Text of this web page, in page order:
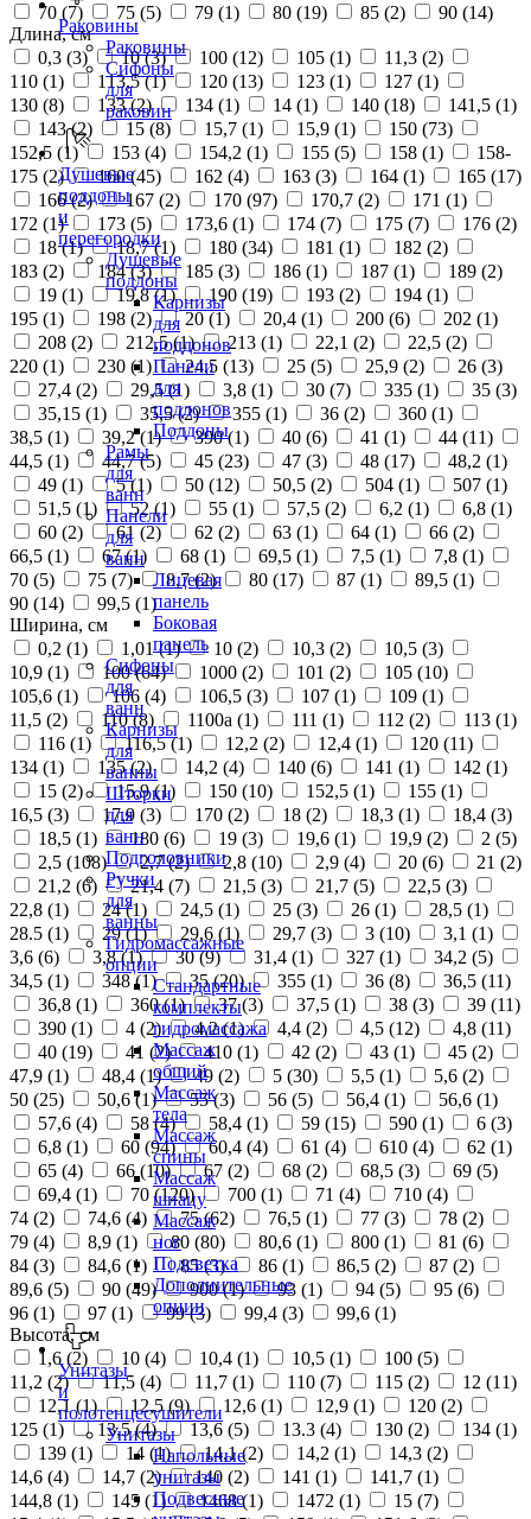
Раковины
Раковины
Сифоны
для
раковин
Душевые
поддоны
и
перегородки
Душевые
поддоны
Карнизы
для
поддонов
Панели
для
поддонов
Поддоны
Рамы
для
ванн
Панели
для
ванн
Лицевая
панель
Боковая
панель
Сифоны
для
ванн
Карнизы
для
ванны
Шторки
для
ванн
Подголовники
Ручки
для
ванны
Гидромассажные
опции
Стандартные
комплекты
гидромассажа
Массаж
общий
Массаж
тела
Массаж
спины
Массаж
шиацу
Массаж
ног
Подсветка
Дополнительные
опции
Унитазы
и
полотенцесушители
Унитазы
Напольные
унитазы
Подвесные
70 (7) 75 (5) 79 (1) 80 (19) 85 (2) 90 (14)
Длина, см
0,3 (3) 10 (3) 100 (12) 105 (1) 11,3 (2)
110 (1) 113,5 (1) 120 (13) 123 (1) 127 (1)
130 (8) 133 (2) 134 (1) 14 (1) 140 (18) 141,5 (1)
143 (2) 15 (8) 15,7 (1) 15,9 (1) 150 (73)
152,5 (1) 153 (4) 154,2 (1) 155 (5) 158 (1)
158-
175 (2) 160 (45) 162 (4) 163 (3) 164 (1) 165 (17)
166 (2) 167 (2) 170 (97) 170,7 (2) 171 (1)
172 (1) 173 (5) 173,6 (1) 174 (7) 175 (7) 176 (2)
18 (1) 18,7 (1) 180 (34) 181 (1) 182 (2)
183 (2) 184 (3) 185 (3) 186 (1) 187 (1) 189 (2)
19 (1) 19,8 (1) 190 (19) 193 (2) 194 (1)
195 (1) 198 (2) 20 (1) 20,4 (1) 200 (6) 202 (1)
208 (2) 212,5 (1) 213 (1) 22,1 (2) 22,5 (2)
220 (1) 230 (1) 24,5 (13) 25 (5) 25,9 (2) 26 (3)
27,4 (2) 29,5 (1) 3,8 (1) 30 (7) 335 (1) 35 (3)
35,15 (1) 35,5 (2) 355 (1) 36 (2) 360 (1)
38,5 (1) 39,2 (1) 390 (1) 40 (6) 41 (1) 44 (11)
44,5 (1) 44,7 (5) 45 (23) 47 (3) 48 (17) 48,2 (1)
49 (1) 5 (1) 50 (12) 50,5 (2) 504 (1) 507 (1)
51,5 (1) 52 (1) 55 (1) 57,5 (2) 6,2 (1) 6,8 (1)
60 (2) 61 (2) 62 (2) 63 (1) 64 (1) 66 (2)
66,5 (1) 67 (1) 68 (1) 69,5 (1) 7,5 (1) 7,8 (1)
70 (5) 75 (7) 8,7 (2) 80 (17) 87 (1) 89,5 (1)
90 (14) 99,5 (1)
Ширина, см
0,2 (1) 1,01 (1) 10 (2) 10,3 (2) 10,5 (3)
10,9 (1) 100 (64) 1000 (2) 101 (2) 105 (10)
105,6 (1) 106 (4) 106,5 (3) 107 (1) 109 (1)
11,5 (2) 110 (8) 1100а (1) 111 (1) 112 (2) 113 (1)
116 (1) 116,5 (1) 12,2 (2) 12,4 (1) 120 (11)
134 (1) 135 (2) 14,2 (4) 140 (6) 141 (1) 142 (1)
15 (2) 15,9 (1) 150 (10) 152,5 (1) 155 (1)
16,5 (3) 17,9 (3) 170 (2) 18 (2) 18,3 (1) 18,4 (3)
18,5 (1) 180 (6) 19 (3) 19,6 (1) 19,9 (2) 2 (5)
2,5 (108) 2,7 (2) 2,8 (10) 2,9 (4) 20 (6) 21 (2)
21,2 (6) 21,4 (7) 21,5 (3) 21,7 (5) 22,5 (3)
22,8 (1) 24 (1) 24,5 (1) 25 (3) 26 (1) 28,5 (1)
28.5 (1) 29 (1) 29,6 (1) 29,7 (3) 3 (10) 3,1 (1)
3,6 (6) 3,8 (1) 30 (9) 31,4 (1) 327 (1) 34,2 (5)
34,5 (1) 348 (1) 35 (20) 355 (1) 36 (8) 36,5 (11)
36,8 (1) 360 (1) 37 (3) 37,5 (1) 38 (3) 39 (11)
390 (1) 4 (2) 4,2 (1) 4,4 (2) 4,5 (12) 4,8 (11)
40 (19) 41 (2) 410 (1) 42 (2) 43 (1) 45 (2)
47,9 (1) 48,4 (1) 49 (2) 5 (30) 5,5 (1) 5,6 (2)
50 (25) 50,6 (1) 55 (3) 56 (5) 56,4 (1) 56,6 (1)
57,6 (4) 58 (4) 58,4 (1) 59 (15) 590 (1) 6 (3)
6,8 (1) 60 (94) 60,4 (4) 61 (4) 610 (4) 62 (1)
65 (4) 66 (10) 67 (2) 68 (2) 68,5 (3) 69 (5)
69,4 (1) 70 (120) 700 (1) 71 (4) 710 (4)
74 (2) 74,6 (4) 75 (62) 76,5 (1) 77 (3) 78 (2)
79 (4) 8,9 (1) 80 (80) 80,6 (1) 800 (1) 81 (6)
84 (3) 84,6 (1) 85 (3) 86 (1) 86,5 (2) 87 (2)
89,6 (5) 90 (49) 900 (1) 93 (1) 94 (5) 95 (6)
96 (1) 97 (1) 99 (3) 99,4 (3) 99,6 (1)
Высота, см
1,6 (2) 10 (4) 10,4 (1) 10,5 (1) 100 (5)
11,2 (2) 11,5 (4) 11,7 (1) 110 (7) 115 (2) 12 (11)
12,1 (1) 12,5 (9) 12,6 (1) 12,9 (1) 120 (2)
125 (1) 13,5 (4) 13,6 (5) 13.3 (4) 130 (2) 134 (1)
139 (1) 14 (1) 14,1 (2) 14,2 (1) 14,3 (2)
14,6 (4) 14,7 (2) 140 (2) 141 (1) 141,7 (1)
144,8 (1) 145 (1) 1468 (1) 1472 (1) 15 (7)